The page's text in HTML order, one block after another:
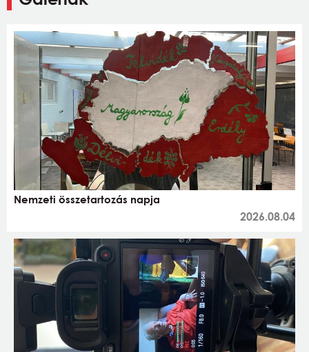
Nemzeti összetartozás napja
2026.08.04